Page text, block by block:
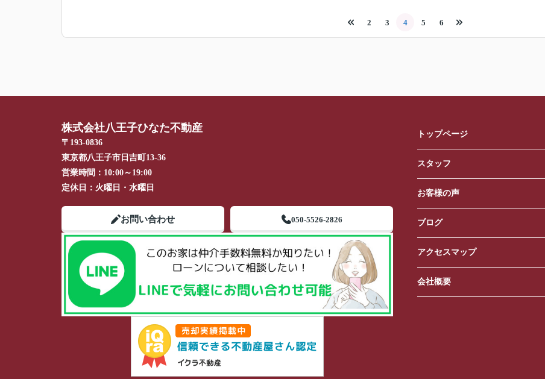
2 3 4 5 6
株式会社八王子ひなた不動産
〒193-0836
東京都八王子市日吉町13-36
営業時間： 10:00～19:00
定休日： 火曜日・水曜日
お問い合わせ 050-5526-2826
トップページ
スタッフ
お客様の声
ブログ
アクセスマップ
会社概要